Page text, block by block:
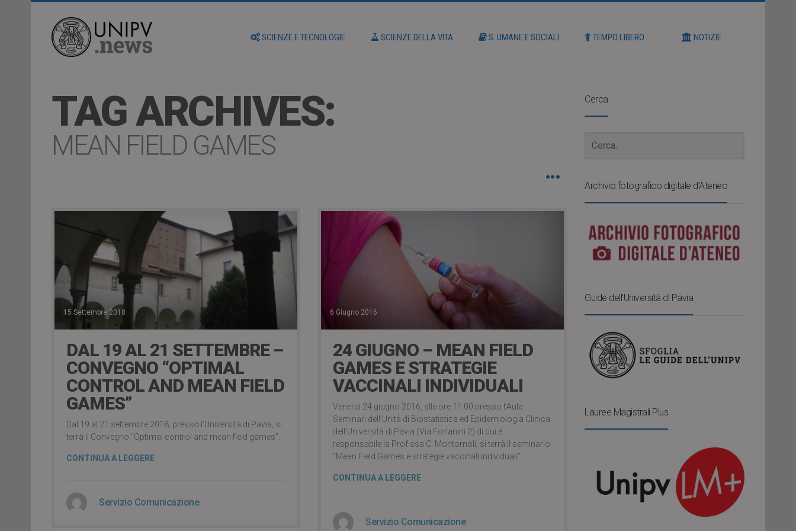
SCIENZE E TECNOLOGIE SCIENZE DELLA VITA S. UMANE E SOCIALI TEMPO LIBERO NOTIZIE
TAG ARCHIVES:
MEAN FIELD GAMES
15 Settembre 2018
DAL 19 AL 21 SETTEMBRE –
CONVEGNO “OPTIMAL
CONTROL AND MEAN FIELD
GAMES”
Dal 19 al 21 settembre 2018, presso l’Università di Pavia, si
terrà il Convegno “Optimal control and mean field games”.
CONTINUA A LEGGERE
Servizio Comunicazione
6 Giugno 2016
24 GIUGNO – MEAN FIELD
GAMES E STRATEGIE
VACCINALI INDIVIDUALI
Venerdì 24 giugno 2016, alle ore 11.00 presso l’Aula
Seminari dell’Unità di Biostatistica ed Epidemiologia Clinica
dell’Università di Pavia (Via Forlanini 2) di cui è
responsabile la Prof.ssa C. Montomoli, si terrà il seminario
“Mean Field Games e strategie vaccinali individuali”.
CONTINUA A LEGGERE
Servizio Comunicazione
Cerca
Archivio fotografico digitale d’Ateneo
Guide dell’Università di Pavia
Lauree Magistrali Plus